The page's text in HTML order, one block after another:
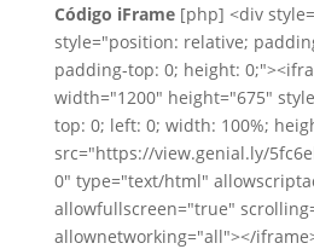
Código iFrame[php] <div
style="position: relative;
padding-top: 0; height:
width="1200" height="675"
top: 0; left: 0; width: 100%;
src="https://view.genial.ly/
0" type="text/html"
allowfullscreen="true"
allownetworking="all"></